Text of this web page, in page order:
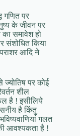
गणित पर
के जीवन पर
का समावेश हो
संशोधित किया
पराशर आदि ने
ज्योतिष पर कोई
शील
है ! इसीलिये
है किंतु
गलत
आवश्यकता है !